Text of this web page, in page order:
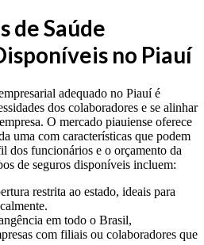
de Saúde
no Piauí
adequado no Piauí é
dos colaboradores e se alinhar
O mercado piauiense oferece
uma com características que podem
dos funcionários e o orçamento da
de seguros disponíveis incluem:
restrita ao estado, ideais para
em todo o Brasil,
com filiais ou colaboradores que